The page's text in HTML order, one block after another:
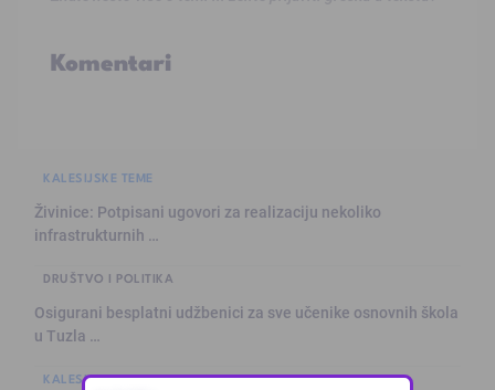
Komentari
KALESIJSKE TEME
Živinice: Potpisani ugovori za realizaciju nekoliko
infrastrukturnih …
DRUŠTVO I POLITIKA
Osigurani besplatni udžbenici za sve učenike osnovnih škola
u Tuzla …
KALESIJSKE TEME SPORT